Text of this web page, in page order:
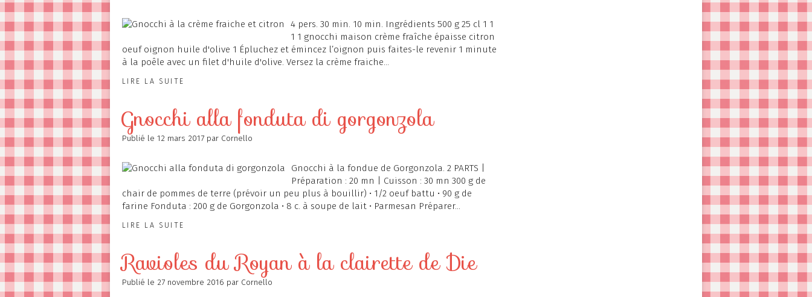
4 pers. 30 min. 10 min. Ingrédients 500 g 25 cl 1 1
1 1 gnocchi maison crème fraîche épaisse citron
oeuf oignon huile d'olive 1 Épluchez et émincez l’oignon puis faites-le revenir 1 minute
à la poêle avec un filet d'huile d'olive. Versez la crème fraiche...
LIRE LA SUITE
Gnocchi alla fonduta di gorgonzola
Publié le 12 mars 2017 par Cornello
Gnocchi à la fondue de Gorgonzola. 2 PARTS |
Préparation : 20 mn | Cuisson : 30 mn 300 g de
chair de pommes de terre (prévoir un peu plus à bouillir) • 1/2 oeuf battu • 90 g de
farine Fonduta : 200 g de Gorgonzola • 8 c. à soupe de lait • Parmesan Préparer...
LIRE LA SUITE
Ravioles du Royan à la clairette de Die
Publié le 27 novembre 2016 par Cornello